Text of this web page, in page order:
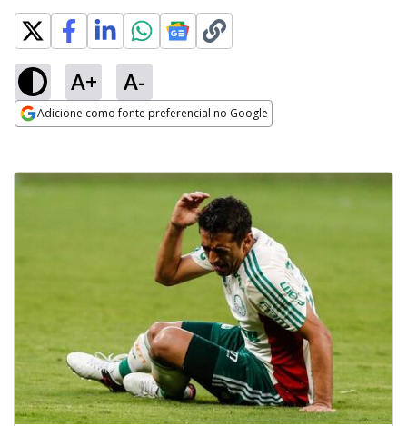
A+ A-
Adicione como fonte preferencial no Google